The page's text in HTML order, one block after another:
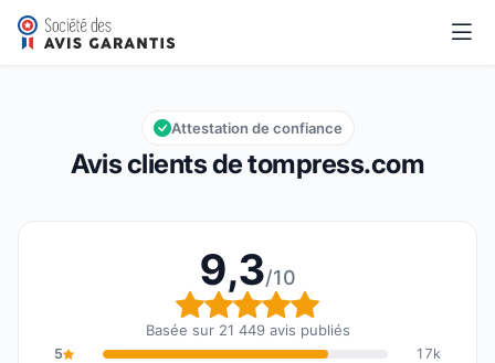
tompress.com
Note globale : 9,3 sur 10
9,3/10
Avis clients de tompress.com
Attestation de confiance
9,3/10
Note globale : 9,3 sur
Basée sur 21 449 avis publiés
5
17k